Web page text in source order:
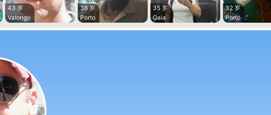
43 岁
Valongo
36 岁
Porto
35 岁
Gaia
32 岁
Porto